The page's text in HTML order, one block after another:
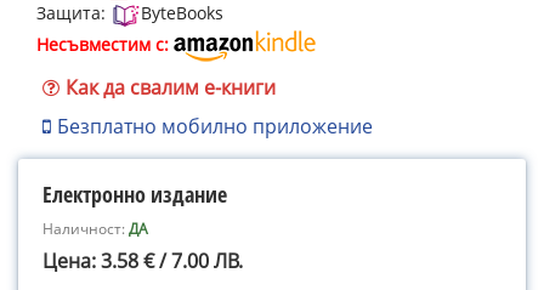
Защита:
ByteBooks
Несъвместим с:
Как да свалим е-книги
Безплатно мобилно приложение
Електронно издание
Наличност:ДА
Цена: 3.58 € / 7.00 ЛВ.